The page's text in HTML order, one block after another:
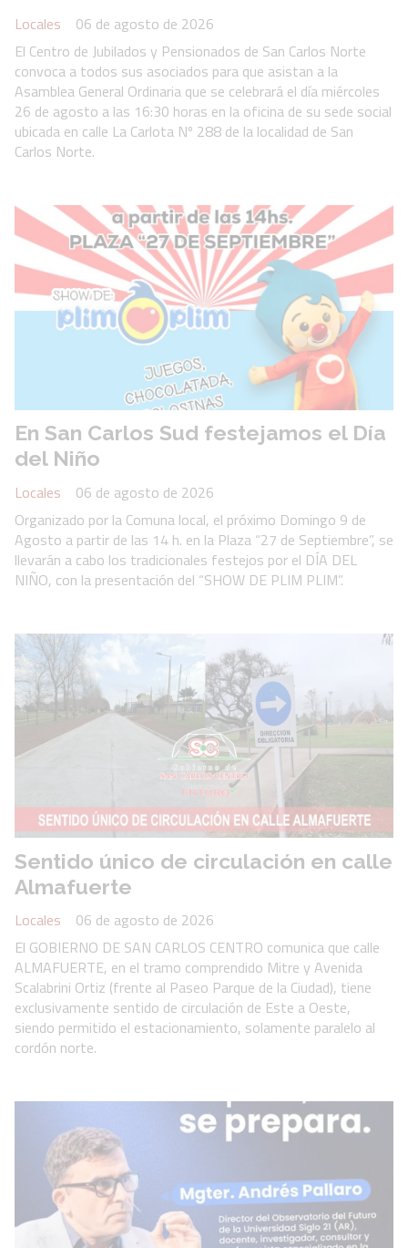
Locales
06 de agosto de 2026
El Centro de Jubilados y Pensionados de San Carlos Norte
convoca a todos sus asociados para que asistan a la
Asamblea General Ordinaria que se celebrará el día miércoles
26 de agosto a las 16:30 horas en la oficina de su sede social
ubicada en calle La Carlota Nº 288 de la localidad de San
Carlos Norte.
En San Carlos Sud festejamos el Día
del Niño
Locales
06 de agosto de 2026
Organizado por la Comuna local, el próximo Domingo 9 de
Agosto a partir de las 14 h. en la Plaza “27 de Septiembre”, se
llevarán a cabo los tradicionales festejos por el DÍA DEL
NIÑO, con la presentación del “SHOW DE PLIM PLIM”.
Sentido único de circulación en calle
Almafuerte
Locales
06 de agosto de 2026
El GOBIERNO DE SAN CARLOS CENTRO comunica que calle
ALMAFUERTE, en el tramo comprendido Mitre y Avenida
Scalabrini Ortiz (frente al Paseo Parque de la Ciudad), tiene
exclusivamente sentido de circulación de Este a Oeste,
siendo permitido el estacionamiento, solamente paralelo al
cordón norte.